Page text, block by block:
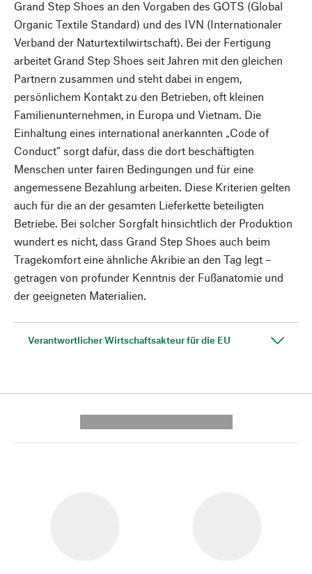
Grand Step Shoes an den Vorgaben des GOTS (Global
Organic Textile Standard) und des IVN (Internationaler
Verband der Naturtextilwirtschaft). Bei der Fertigung
arbeitet Grand Step Shoes seit Jahren mit den gleichen
Partnern zusammen und steht dabei in engem,
persönlichem Kontakt zu den Betrieben, oft kleinen
Familienunternehmen, in Europa und Vietnam. Die
Einhaltung eines international anerkannten „Code of
Conduct“ sorgt dafür, dass die dort beschäftigten
Menschen unter fairen Bedingungen und für eine
angemessene Bezahlung arbeiten. Diese Kriterien gelten
auch für die an der gesamten Lieferkette beteiligten
Betriebe. Bei solcher Sorgfalt hinsichtlich der Produktion
wundert es nicht, dass Grand Step Shoes auch beim
Tragekomfort eine ähnliche Akribie an den Tag legt –
getragen von profunder Kenntnis der Fußanatomie und
der geeigneten Materialien.
Verantwortlicher Wirtschaftsakteur für die EU